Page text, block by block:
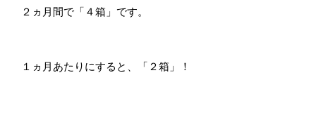
２ヵ月間で「４箱」です。
１ヵ月あたりにすると、「２箱」！